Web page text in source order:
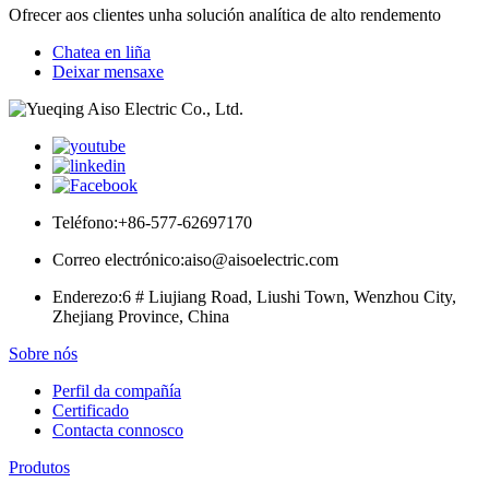
Ofrecer aos clientes unha solución analítica de alto rendemento
Chatea en liña
Deixar mensaxe
Teléfono:+86-577-62697170
Correo electrónico:aiso@aisoelectric.com
Enderezo:6 # Liujiang Road, Liushi Town, Wenzhou City,
Zhejiang Province, China
Sobre nós
Perfil da compañía
Certificado
Contacta connosco
Produtos